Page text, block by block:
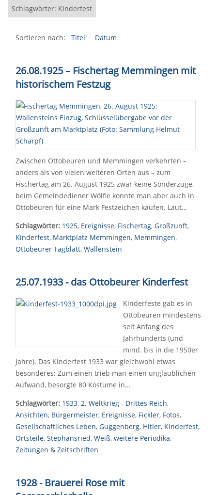
Schlagwörter: Kinderfest
Sortieren nach: Titel Datum
26.08.1925 – Fischertag Memmingen mit
historischem Festzug
Zwischen Ottobeuren und Memmingen verkehrten –
anders als von vielen weiteren Orten aus – zum
Fischertag am 26. August 1925 zwar keine Sonderzüge,
beim Gemeindediener Wölfle konnte man aber auch in
Ottobeuren für eine Mark Festzeichen kaufen. Laut…
Schlagwörter: 1925, Ereignisse, Fischertag, Großzunft,
Kinderfest, Marktplatz Memmingen, Memmingen,
Ottobeurer Tagblatt, Wallenstein
25.07.1933 - das Ottobeurer Kinderfest
Kinderfeste gab es in
Ottobeuren mindestens
seit Anfang des
Jahrhunderts (und
mind. bis in die 1950er
Jahre). Das Kinderfest 1933 war gleichwohl etwas
besonderes: Zum einen trieb man einen unglaublichen
Aufwand, besorgte 80 Kostüme in…
Schlagwörter: 1933, 2. Weltkrieg - Drittes Reich,
Ansichten, Bürgermeister, Ereignisse, Fickler, Fotos,
Gesellschaftliches Leben, Guggenberg, Hitler, Kinderfest,
Ortsteile, Stephansried, Weiß, weitere Periodika,
Zeitungen & Zeitschriften
1928 - Brauerei Rose mit